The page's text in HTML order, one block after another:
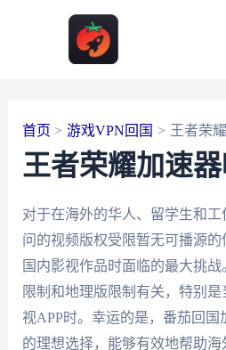
首页 游戏VPN回国 王者荣
王者荣耀加速
对于在海外的华人、留学生和
问的视频版权受限暂无可播源
国内影视作品时面临的最大挑
限制和地理版限制有关，特别
视APP时。幸运的是，番茄回国
的理想选择，能够有效地帮助